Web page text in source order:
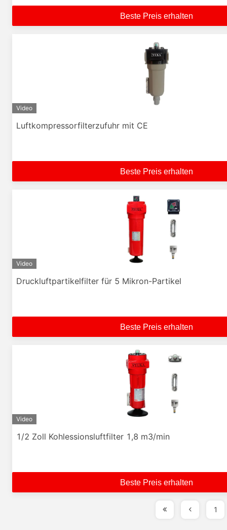
Beste Preis erhalten
Video
Luftkompressorfilterzufuhr mit CE
Beste Preis erhalten
Video
Druckluftpartikelfilter für 5 Mikron-Partikel
Beste Preis erhalten
Video
1/2 Zoll Kohlessionsluftfilter 1,8 m3/min
Beste Preis erhalten
1